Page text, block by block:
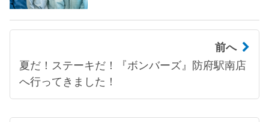
前へ
夏だ！ステーキだ！『ボンバーズ』防府駅南店
へ行ってきました！